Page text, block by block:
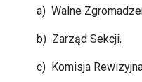
a) Walne
b) Zarząd Sekcji,
c) Komisja